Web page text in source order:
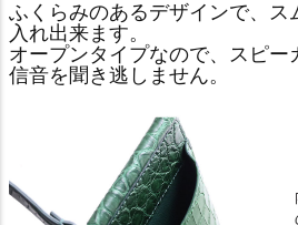
ふくらみのあるデザインで、ス
入れ出来ます。
オープンタイプなので、スピー
信音を聞き逃しません。